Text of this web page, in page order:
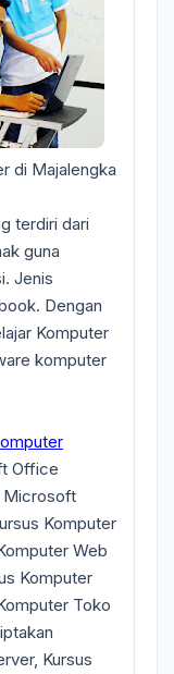
di Majalengka
terdiri dari
guna
Jenis
Dengan
Komputer
komputer
Office
Microsoft
Komputer
Web
Komputer
Toko
Kursus